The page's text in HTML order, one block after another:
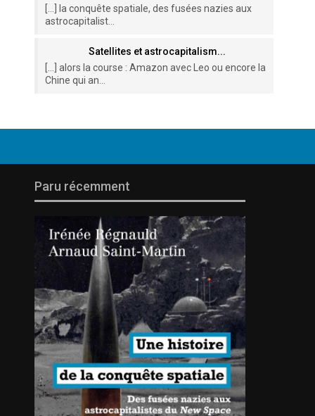
[…] la conquête spatiale, des fusées nazies aux
astrocapitalist...
Satellites et astrocapitalism...
[…] alors la course : Amazon avec Leo ou encore la
Chine qui an...
Paru récemment